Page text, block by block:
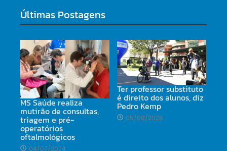
Últimas Postagens
MS Saúde realiza
mutirão de consultas,
triagem e pré-
operatórios
oftalmológicos
04/07/2024
Ter professor substituto
é direito dos alunos, diz
Pedro Kemp
05/08/2026